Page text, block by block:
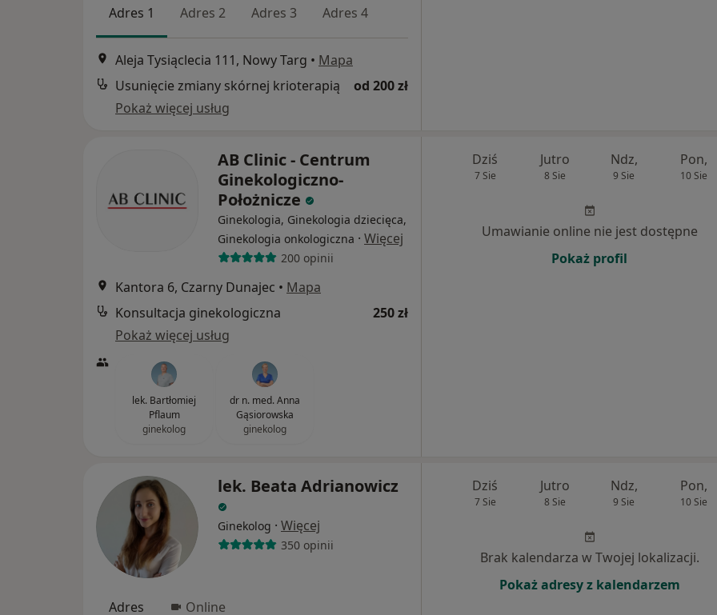
Adres 1 Adres 2 Adres 3 Adres 4
Aleja Tysiąclecia 111, Nowy Targ • Mapa
Usunięcie zmiany skórnej krioterapią
od 200 zł
Pokaż więcej usług
AB Clinic - Centrum
Ginekologiczno-
Położnicze
Ginekologia, Ginekologia dziecięca,
Ginekologia onkologiczna · Więcej
200 opinii
Kantora 6, Czarny Dunajec • Mapa
Konsultacja ginekologiczna
250 zł
Pokaż więcej usług
lek. Bartłomiej
Pflaum
ginekolog
dr n. med. Anna
Gąsiorowska
ginekolog
Dziś
7 Sie
Jutro
8 Sie
Ndz,
9 Sie
Pon,
10 Sie
Umawianie online nie jest dostępne
Pokaż profil
lek. Beata Adrianowicz
Ginekolog · Więcej
350 opinii
Adres Online
Dziś
7 Sie
Jutro
8 Sie
Ndz,
9 Sie
Pon,
10 Sie
Brak kalendarza w Twojej lokalizacji.
Pokaż adresy z kalendarzem